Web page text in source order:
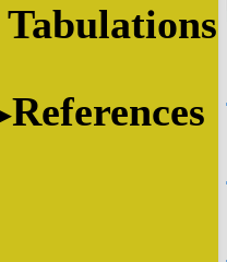
Tabulations
References